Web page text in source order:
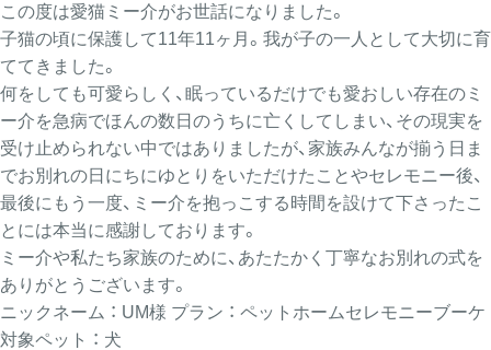
この度は愛猫ミー介がお世話になりました。
子猫の頃に保護して11年11ヶ月。我が子の一人として大切に育
ててきました。
何をしても可愛らしく、眠っているだけでも愛おしい存在のミ
ー介を急病でほんの数日のうちに亡くしてしまい、その現実を
受け止められない中ではありましたが、家族みんなが揃う日ま
でお別れの日にちにゆとりをいただけたことやセレモニー後、
最後にもう一度、ミー介を抱っこする時間を設けて下さったこ
とには本当に感謝しております。
ミー介や私たち家族のために、あたたかく丁寧なお別れの式を
ありがとうございます。
ニックネーム ： UM様 プラン ： ペットホームセレモニーブーケ
対象ペット ： 犬